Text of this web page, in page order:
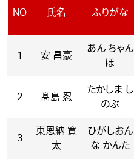
NO 氏名 ふりがな
1 安 昌豪
あん ちゃん
ほ
2 髙島 忍
たかしま し
のぶ
3
東恩納 寛
太
ひがしおん
な かんた